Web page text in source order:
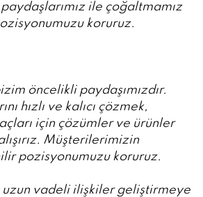
ile çoğaltmamız
koruruz.
öncelikli paydaşımızdır.
hızlı ve kalıcı çözmek,
için çözümler ve ürünler
Müşterilerimizin
pozisyonumuzu koruruz.
vadeli ilişkiler geliştirmeye